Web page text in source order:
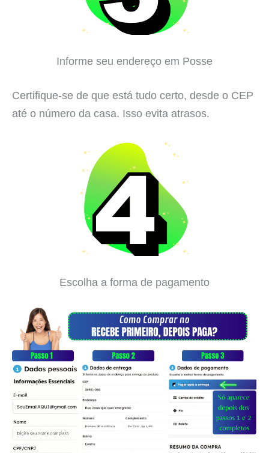
Informe seu endereço em Posse
Certifique-se de que está tudo certo, desde o CEP
até o número da casa. Isso evita atrasos.
Escolha a forma de pagamento